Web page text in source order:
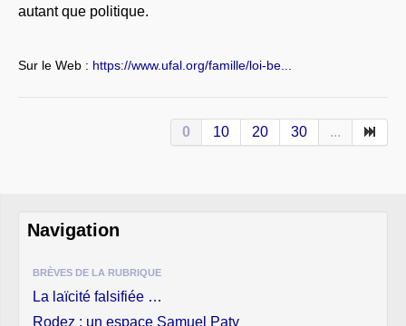
autant que politique.
Sur le Web : https://www.ufal.org/famille/loi-be...
0 10 20 30 ...
Navigation
BRÈVES DE LA RUBRIQUE
La laïcité falsifiée …
Rodez : un espace Samuel Paty